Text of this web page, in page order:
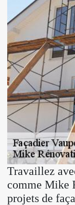
Travaillez
comme Mike
projets de